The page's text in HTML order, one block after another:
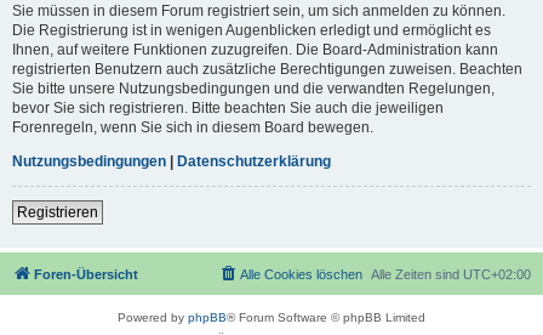
Sie müssen in diesem Forum registriert sein, um sich anmelden zu können.
Die Registrierung ist in wenigen Augenblicken erledigt und ermöglicht es
Ihnen, auf weitere Funktionen zuzugreifen. Die Board-Administration kann
registrierten Benutzern auch zusätzliche Berechtigungen zuweisen. Beachten
Sie bitte unsere Nutzungsbedingungen und die verwandten Regelungen,
bevor Sie sich registrieren. Bitte beachten Sie auch die jeweiligen
Forenregeln, wenn Sie sich in diesem Board bewegen.
Nutzungsbedingungen | Datenschutzerklärung
Registrieren
Foren-Übersicht Alle Zeiten sind UTC+02:00
Alle Cookies löschen
Powered by phpBB® Forum Software © phpBB Limited